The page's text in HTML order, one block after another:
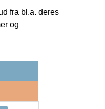
fra bl.a. deres
og